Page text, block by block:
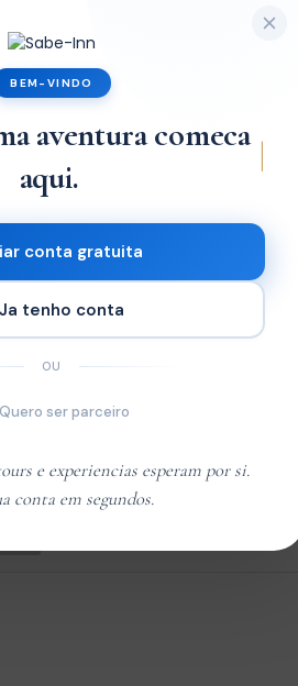
BEM-VINDO
aventura comeca
conta em segundos.